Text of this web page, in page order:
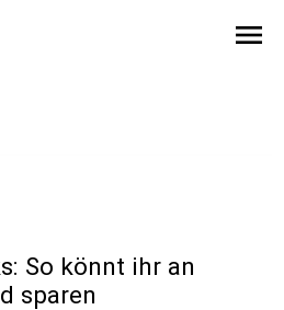
menu
So könnt ihr an
sparen